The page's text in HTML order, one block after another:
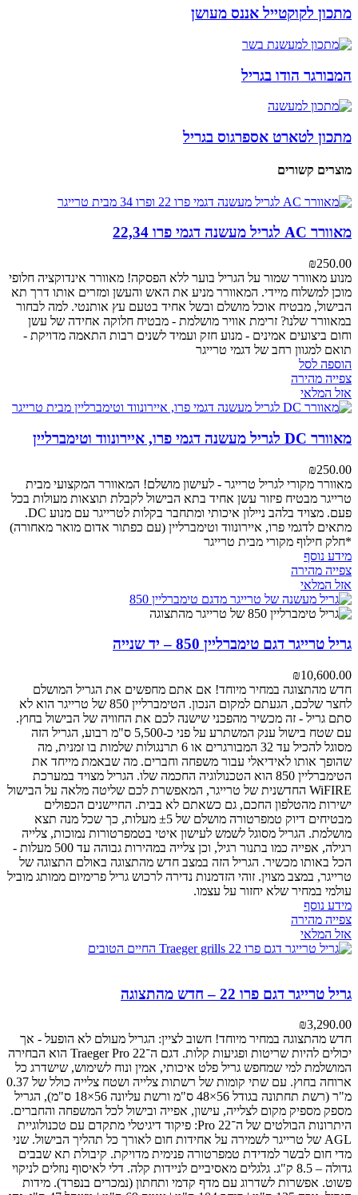
מתכון לקוקטייל אננס מעושן
המבורגר הודו בגריל
מתכון לטארט אספרגוס בגריל
מוצרים קשורים
מאוורר AC לגריל מעשנה דגמי פרו 22,34
₪250.00
מנוע מאוורר שמור על הגריל בוער ללא הפסקה! מאוורר אינדוקציה חלופי
מוכן למשלוח מיידי. המאוורר מניע את האש והעשן ומזרים אותו דרך תא
הבישול, מבטיח אוכל מושלם ובשל אחיד בטעם עץ אותנטי. למה לבחור
במאוורר שלנו? זרימת אוויר מושלמת - מבטיח חלוקה אחידה של עשן
וחום ביצועים אמינים - מנוע חזק ועמיד לשנים רבות התאמה מדויקת -
תואם למגוון רחב של דגמי טרייגר
הוספה לסל
צפייה מהירה
אזל המלאי
מאוורר DC לגריל מעשנה דגמי פרו, איירונווד וטימברליין
₪250.00
מאוורר מקורי לגריל טרייגר - לעישון מושלם! המאוורר המקצועי מבית
טרייגר מבטיח פיזור עשן אחיד בתא הבישול לקבלת תוצאות מעולות בכל
פעם. מצויד בלהב ניילון איכותי ומתחבר בקלות לטרייגר עם מנוע DC.
מתאים לדגמי פרו, איירונווד וטימברליין (עם כפתור אדום מואר מאחורה)
*חלק חילוף מקורי מבית טרייגר
מידע נוסף
צפייה מהירה
אזל המלאי
גריל טרייגר דגם טימברליין 850 – יד שנייה
₪10,600.00
חדש מהתצוגה במחיר מיוחד! אם אתם מחפשים את הגריל המושלם
לחצר שלכם, הגעתם למקום הנכון. הטימברליין 850 של טרייגר הוא לא
סתם גריל - זה מכשיר מהפכני שישנה לכם את החוויה של הבישול בחוץ.
עם שטח בישול ענק המשתרע על פני כ-5,500 ס"מ רבוע, הגריל הזה
מסוגל להכיל עד 32 המבורגרים או 6 תרנגולות שלמות בו זמנית, מה
שהופך אותו לאידיאלי עבור משפחה וחברים. מה שבאמת מייחד את
הטימברליין 850 הוא הטכנולוגיה החכמה שלו. הגריל מצויד במערכת
WiFIRE החדשנית של טרייגר, המאפשרת לכם שליטה מלאה על הבישול
ישירות מהטלפון החכם, גם כשאתם לא בבית. החיישנים הכפולים
מבטיחים דיוק טמפרטורה מושלם של ±5 מעלות, כך שכל מנה תצא
מושלמת. הגריל מסוגל לשמש לעישון איטי בטמפרטורות נמוכות, צלייה
רגילה, אפייה כמו בתנור רגיל, וכן צלייה במהירות גבוהה עד 500 מעלות -
הכל באותו מכשיר. הגריל הזה במצב חדש מהתצוגה באולם התצוגה של
טרייגר, במצב מצוין. זוהי הזדמנות נדירה לרכוש גריל פרימיום ממותג מוביל
עולמי במחיר שלא יחזור על עצמו.
מידע נוסף
צפייה מהירה
אזל המלאי
גריל טרייגר דגם פרו 22 – חדש מהתצוגה
₪3,290.00
חדש מהתצוגה במחיר מיוחד! חשוב לציין: הגריל מעולם לא הופעל - אך
יכולים להיות שריטות ופגיעות קלות.
דגם ה־Traeger Pro 22 הוא הבחירה
המושלמת למי שמחפש גריל פלט איכותי, אמין ונוח לשימוש, שישדרג כל
ארוחה בחוץ.
עם שתי קומות של רשתות צלייה ושטח צלייה כולל של 0.37
מ"ר (רשת תחתונה בגודל 56×48 ס"מ ורשת עליונה 56×18 ס"מ), הגריל
מספק מספיק מקום לצלייה, עישון, אפייה ובישול לכל המשפחה והחברים.
היתרונות הבולטים של ה־Pro 22:
פיקוד דיגיטלי מתקדם עם טכנולוגיית
AGL של טרייגר לשמירה על אחידות חום לאורך כל תהליך הבישול.
שני
מדי חום לבשר למדידת טמפרטורה פנימית מדויקת. קיבולת תא שבבים
גדולה – 8.5 ק"ג.
גלגלים מאסיביים לניידות קלה. דלי לאיסוף נוזלים לניקוי
פשוט. אפשרות לשדרוג עם מדף קדמי ותחתון (נמכרים בנפרד). מידות